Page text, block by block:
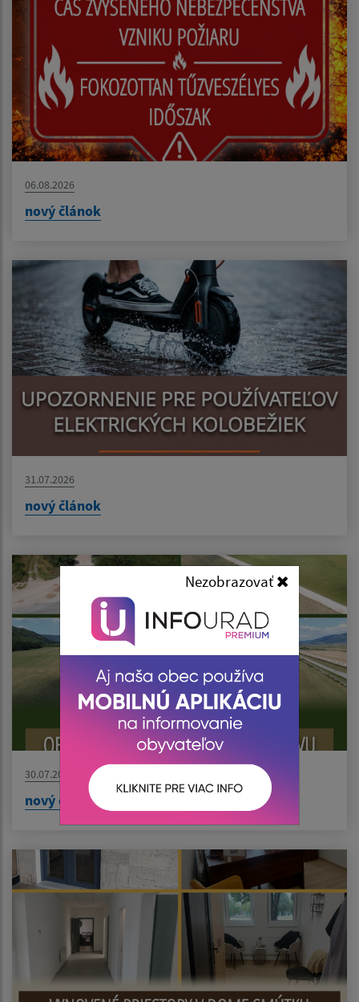
Nezobrazovať
06.08.2026
nový článok
31.07.2026
nový článok
30.07.2026
nový článok